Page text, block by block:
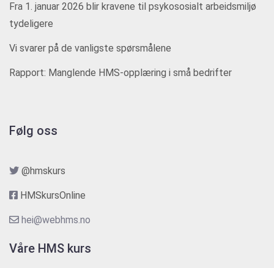
Fra 1. januar 2026 blir kravene til psykososialt arbeidsmiljø
tydeligere
Vi svarer på de vanligste spørsmålene
Rapport: Manglende HMS-opplæring i små bedrifter
Følg oss
@hmskurs
HMSkursOnline
hei@webhms.no
Våre HMS kurs